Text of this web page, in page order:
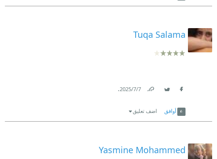
Tuqa Salama
7‏/7‏/2025
.
أوافق اضف تعليق
Yasmine Mohammed